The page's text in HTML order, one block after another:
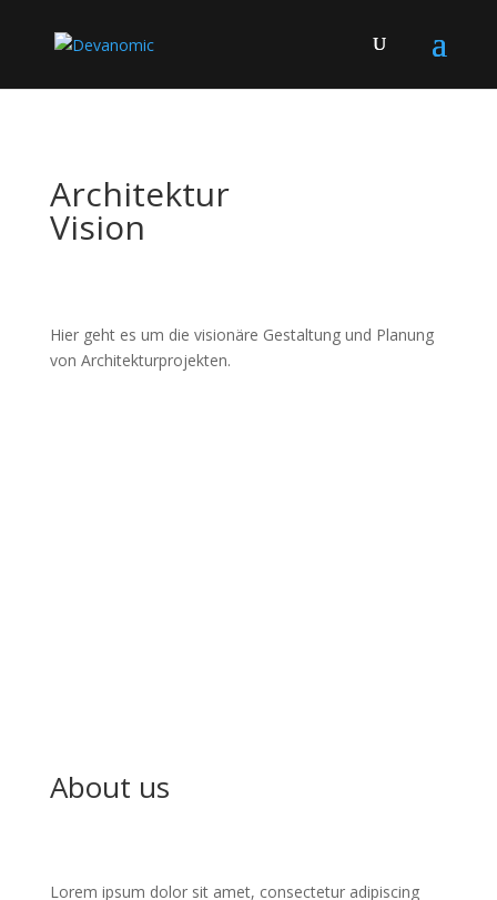
Architektur
Vision
Hier geht es um die visionäre Gestaltung und Planung
von Architekturprojekten.
About us
Lorem ipsum dolor sit amet, consectetur adipiscing